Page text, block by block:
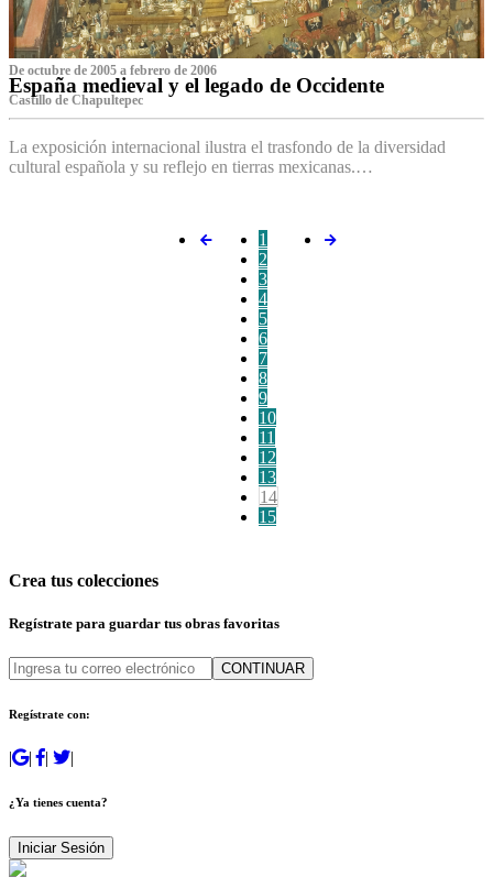
De octubre de 2005 a febrero de 2006
España medieval y el legado de Occidente
Castillo de Chapultepec
La exposición internacional ilustra el trasfondo de la diversidad
cultural española y su reflejo en tierras mexicanas.…
1
2
3
4
5
6
7
8
9
10
11
12
13
14
15
Crea tus colecciones
Regístrate para guardar tus obras favoritas
CONTINUAR
Regístrate con:
| | | |
¿Ya tienes cuenta?
Iniciar Sesión